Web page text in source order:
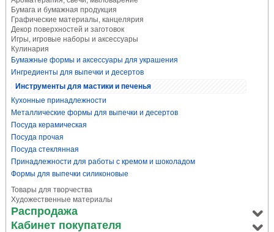
Бумага и бумажная продукция
Графические материалы, канцелярия
Декор поверхностей и заготовок
Игры, игровые наборы и аксессуары
Кулинария
Бумажные формы и аксессуары для украшения
Ингредиенты для выпечки и десертов
Инструменты для мастики и печенья
Кухонные принадлежности
Металлические формы для выпечки и десертов
Посуда керамическая
Посуда прочая
Посуда стеклянная
Принадлежности для работы с кремом и шоколадом
Формы для выпечки силиконовые
Товары для творчества
Художественные материалы
Распродажа
Кабинет покупателя